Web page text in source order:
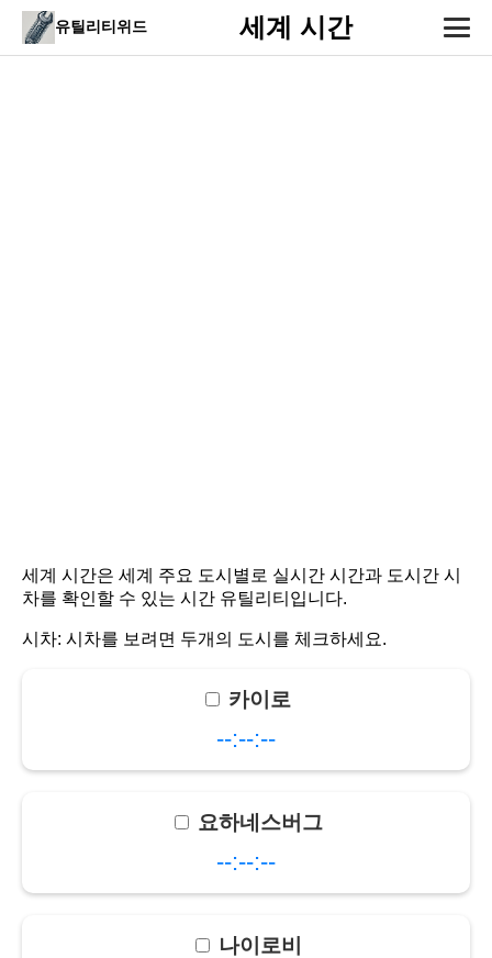
유틸리티위드 세계 시간
세계 시간은 세계 주요 도시별로 실시간 시간과 도시간 시
차를 확인할 수 있는 시간 유틸리티입니다.
시차: 시차를 보려면 두개의 도시를 체크하세요.
카이로
--:--:--
요하네스버그
--:--:--
나이로비